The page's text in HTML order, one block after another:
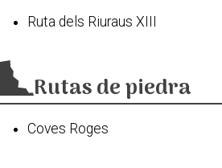
Ruta dels Riuraus XIII
Rutas de piedra
Coves Roges